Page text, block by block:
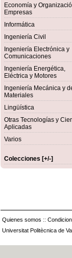
Economía y
Empresas
Informática
Ingeniería Civil
Ingeniería Electrónica y
Comunicaciones
Ingeniería Energética,
Eléctrica y Motores
Ingeniería Mecánica y
Materiales
Lingüística
Otras Tecnologías y
Aplicadas
Varios
Colecciones [+/-]
Quienes somos ::
Universitat Politècnica de